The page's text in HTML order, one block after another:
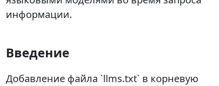
информации.
Введение
Добавление файла `llms.txt` в корневую